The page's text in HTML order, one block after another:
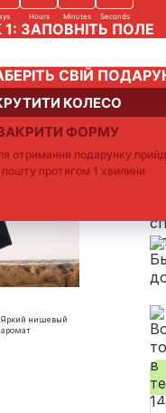
Яркий нишевый
аромат